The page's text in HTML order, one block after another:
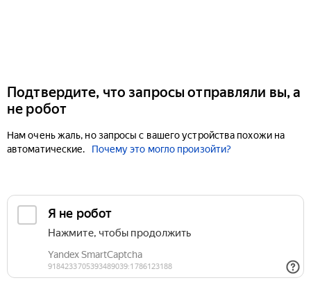
Подтвердите, что запросы отправляли вы, а
не робот
Нам очень жаль, но запросы с вашего устройства похожи на
автоматические.
Почему это могло произойти?